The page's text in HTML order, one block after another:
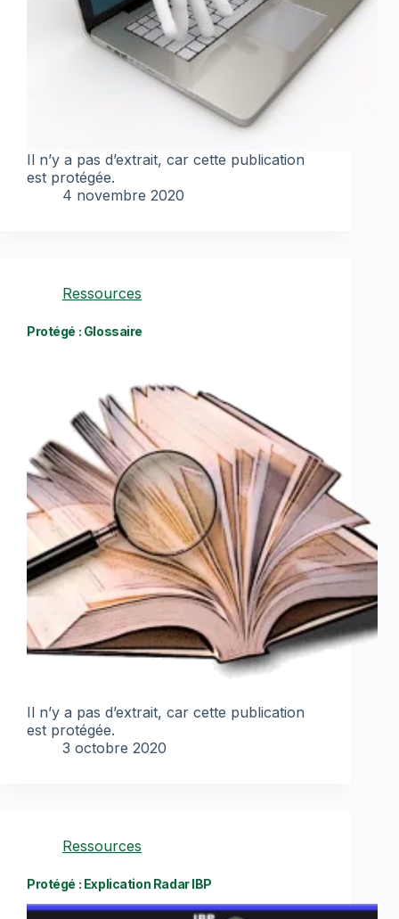
Il n’y a pas d’extrait, car cette publication
est protégée.
4 novembre 2020
Ressources
Protégé : Glossaire
Il n’y a pas d’extrait, car cette publication
est protégée.
3 octobre 2020
Ressources
Protégé : Explication Radar IBP